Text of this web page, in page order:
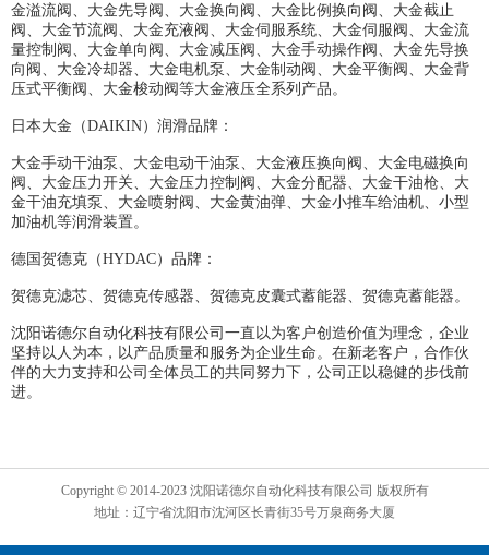
金溢流阀、大金先导阀、大金换向阀、大金比例换向阀、大金截止
阀、大金节流阀、大金充液阀、大金伺服系统、大金伺服阀、大金流
量控制阀、大金单向阀、大金减压阀、大金手动操作阀、大金先导换
向阀、大金冷却器、大金电机泵、大金制动阀、大金平衡阀、大金背
压式平衡阀、大金梭动阀等大金液压全系列产品。
日本大金（DAIKIN）润滑品牌：
大金手动干油泵、大金电动干油泵、大金液压换向阀、大金电磁换向
阀、大金压力开关、大金压力控制阀、大金分配器、大金干油枪、大
金干油充填泵、大金喷射阀、大金黄油弹、大金小推车给油机、小型
加油机等润滑装置。
德国贺德克（HYDAC）品牌：
贺德克滤芯、贺德克传感器、贺德克皮囊式蓄能器、贺德克蓄能器。
沈阳诺德尔自动化科技有限公司一直以为客户创造价值为理念，企业
坚持以人为本，以产品质量和服务为企业生命。在新老客户，合作伙
伴的大力支持和公司全体员工的共同努力下，公司正以稳健的步伐前
进。
Copyright © 2014-2023 沈阳诺德尔自动化科技有限公司 版权所有
地址：辽宁省沈阳市沈河区长青街35号万泉商务大厦